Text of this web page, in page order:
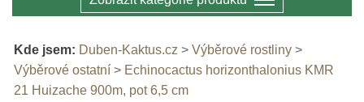
Kde jsem: Duben-Kaktus.cz > Výběrové rostliny >
Výběrové ostatní > Echinocactus horizonthalonius KMR
21 Huizache 900m, pot 6,5 cm